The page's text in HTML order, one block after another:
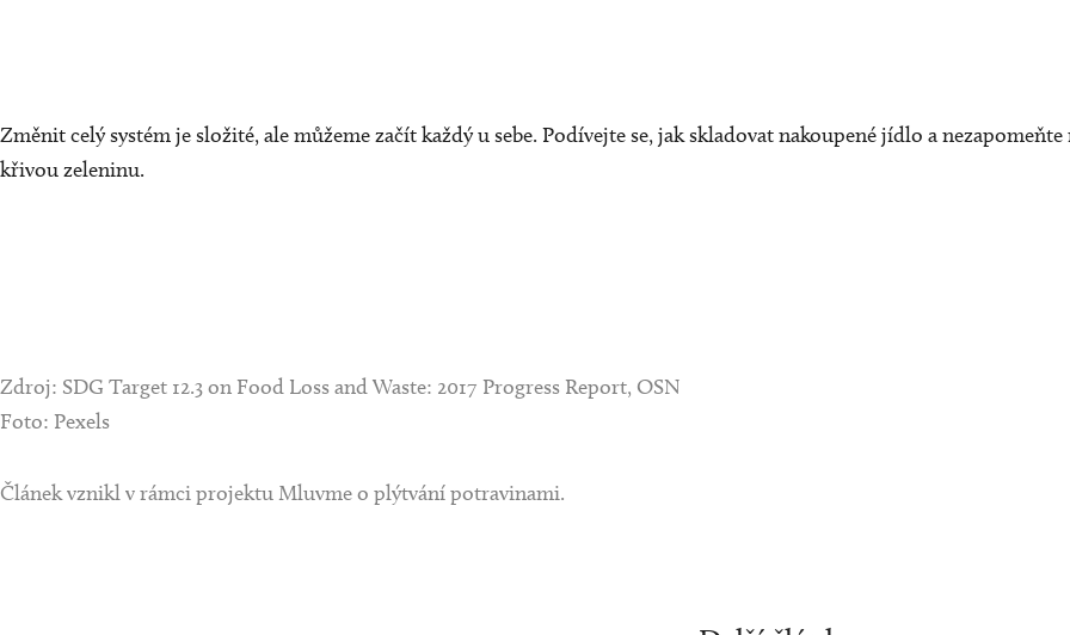
Změnit celý systém je složité, ale můžeme začít každý u sebe. Podívejte se, jak skladovat nakoupené jídlo a
křivou zeleninu.
Zdroj: SDG Target 12.3 on Food Loss and Waste: 2017 Progress Report, OSN
Foto: Pexels
Článek vznikl v rámci projektuMluvme o plýtvání potravinami.